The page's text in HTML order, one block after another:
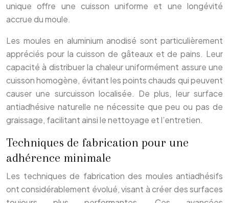
unique offre une cuisson uniforme et une longévité
accrue du moule.
Les moules en aluminium anodisé sont particulièrement
appréciés pour la cuisson de gâteaux et de pains. Leur
capacité à distribuer la chaleur uniformément assure une
cuisson homogène, évitant les points chauds qui peuvent
causer une surcuisson localisée. De plus, leur surface
antiadhésive naturelle ne nécessite que peu ou pas de
graissage, facilitant ainsi le nettoyage et l’entretien.
Techniques de fabrication pour une
adhérence minimale
Les techniques de fabrication des moules antiadhésifs
ont considérablement évolué, visant à créer des surfaces